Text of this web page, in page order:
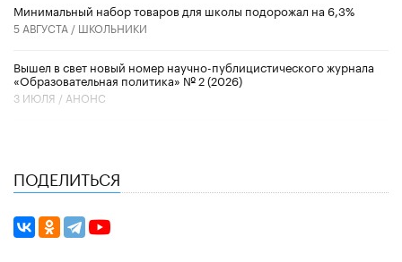
Минимальный набор товаров для школы подорожал на 6,3%
5 АВГУСТА / ШКОЛЬНИКИ
Вышел в свет новый номер научно-публицистического журнала
«Образовательная политика» № 2 (2026)
3 ИЮЛЯ / АНОНС
ПОДЕЛИТЬСЯ